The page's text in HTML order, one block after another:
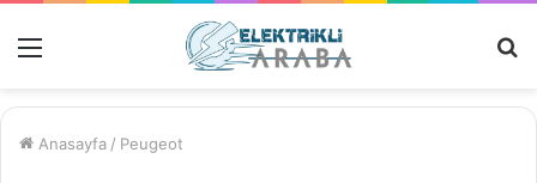
Menü
Anasayfa / Peugeot